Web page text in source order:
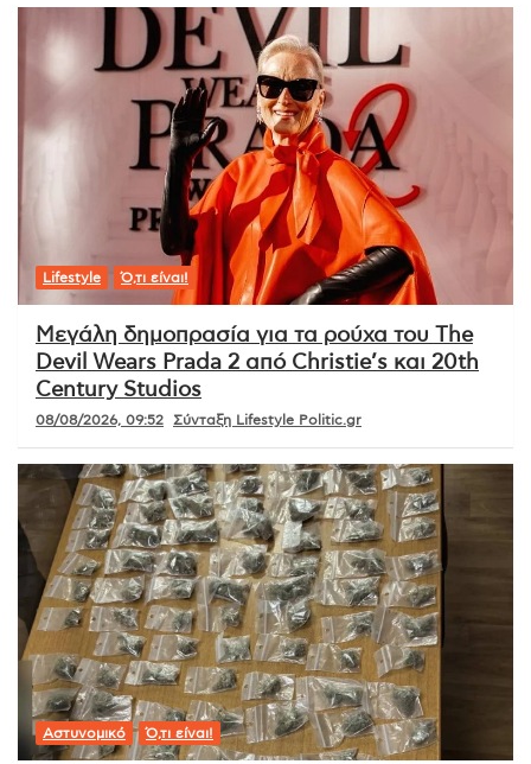
Lifestyle Ό,τι είναι!
Μεγάλη δημοπρασία για τα ρούχα του The
Devil Wears Prada 2 από Christie’s και 20th
Century Studios
08/08/2026, 09:52 Σύνταξη Lifestyle Politic.gr
Αστυνομικό Ό,τι είναι!